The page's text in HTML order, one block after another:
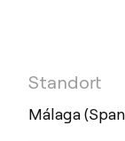
Standort
Málaga